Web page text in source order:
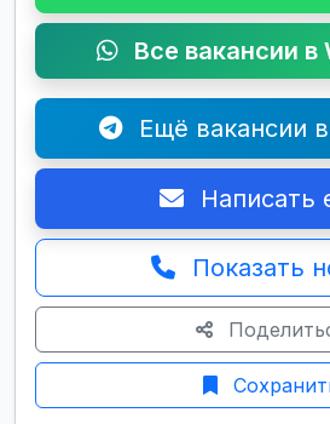
Все вакансии в
Ещё вакансии
Написать
Показать